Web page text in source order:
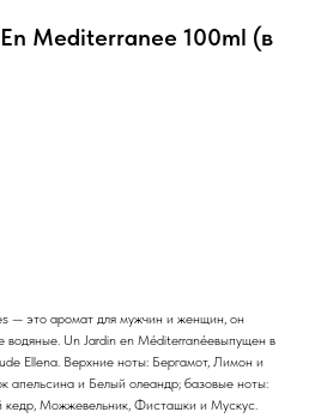
Mediterranee 100ml (в
— это аромат для мужчин и женщин, он
водяные. Un Jardin en Méditerranéeвыпущен в
Ellena. Верхние ноты: Бергамот, Лимон и
апельсина и Белый олеандр; базовые ноты:
Можжевельник, Фисташки и Мускус.